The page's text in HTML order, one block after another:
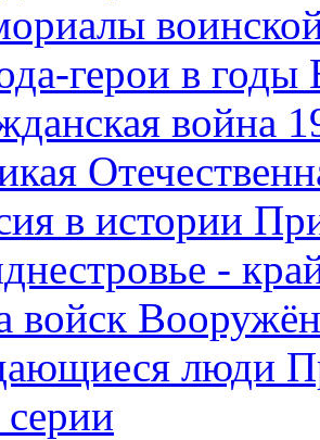
герои в
война
в истории
-
войск
люди